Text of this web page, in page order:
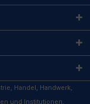
Handel, Handwerk,
und Institutionen.